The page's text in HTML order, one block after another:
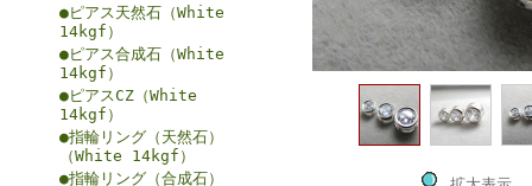
●ピアス天然石（White
14kgf）
●ピアス合成石（White
14kgf）
●ピアスCZ（White
14kgf）
●指輪リング（天然石）
（White 14kgf）
●指輪リング（合成石）